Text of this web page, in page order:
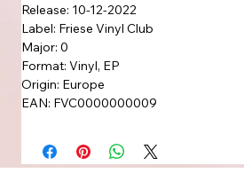
Release: 10-12-2022
Label: Friese Vinyl Club
Major: 0
Format: Vinyl, EP
Origin: Europe
EAN: FVC0000000009